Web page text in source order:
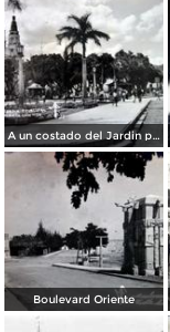
A un costado del Jardin principal..
Boulevard Oriente